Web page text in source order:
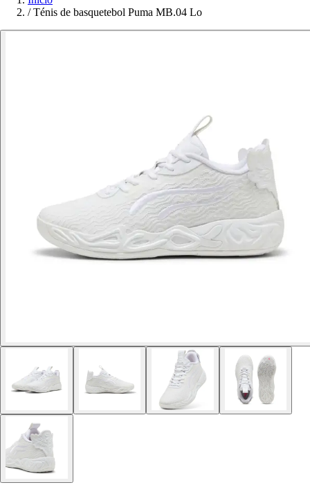
/ Ténis de basquetebol Puma MB.04 Lo